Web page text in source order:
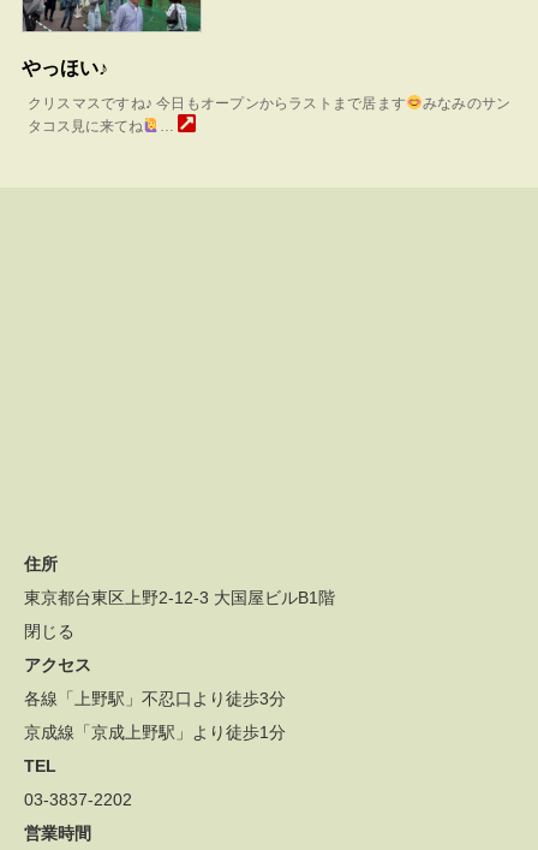
やっほい♪
クリスマスですね♪ 今日もオープンからラストまで居ます
みなみのサン
タコス見に来てね
…
住所
東京都台東区上野2-12-3 大国屋ビルB1階
閉じる
アクセス
各線「上野駅」不忍口より徒歩3分
京成線「京成上野駅」より徒歩1分
TEL
03-3837-2202
営業時間